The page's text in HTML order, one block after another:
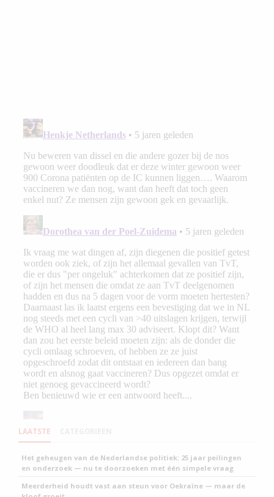
LAATSTE
Het geheugen van de Nederlandse politiek: 25 jaar peilingen
en onderzoek — nu te doorzoeken met één simpele vraag
Meerderheid houdt vast aan steun voor Oekraïne — maar de